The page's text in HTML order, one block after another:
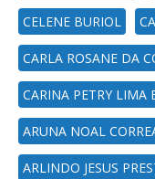
CELENE BURIOL
CARLA ROSANE DA
CARINA PETRY LIMA
ARUNA NOAL
ARLINDO JESUS